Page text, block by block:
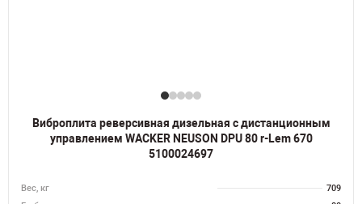
Виброплита реверсивная дизельная с дистанционным
управлением WACKER NEUSON DPU 80 r-Lem 670
5100024697
Вес, кг
709